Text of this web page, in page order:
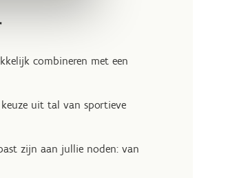
combineren met een
keuze uit tal van sportieve
zijn aan jullie noden: van